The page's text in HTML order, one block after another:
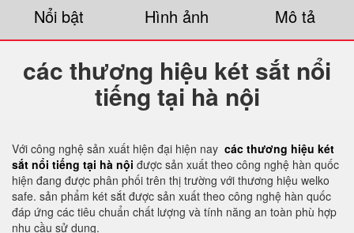
Nổi bật Hình ảnh Mô tả
các thương hiệu két sắt nổi
tiếng tại hà nội
Với công nghệ sản xuất hiện đại hiện nay các thương hiệu két
sắt nổi tiếng tại hà nội được sản xuất theo công nghệ hàn quốc
hiện đang được phân phối trên thị trường với thương hiệu welko
safe. sản phẩm két sắt được sản xuất theo công nghệ hàn quốc
đáp ứng các tiêu chuẩn chất lượng và tính năng an toàn phù hợp
nhu cầu sử dụng.